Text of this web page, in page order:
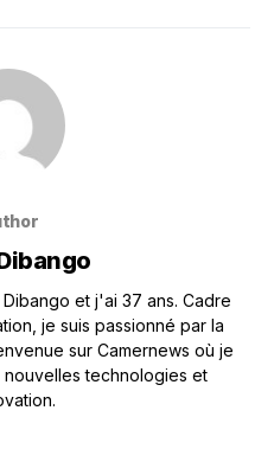
et j'ai 37 ans. Cadre
je suis passionné par la
sur Camernews où je
technologies et